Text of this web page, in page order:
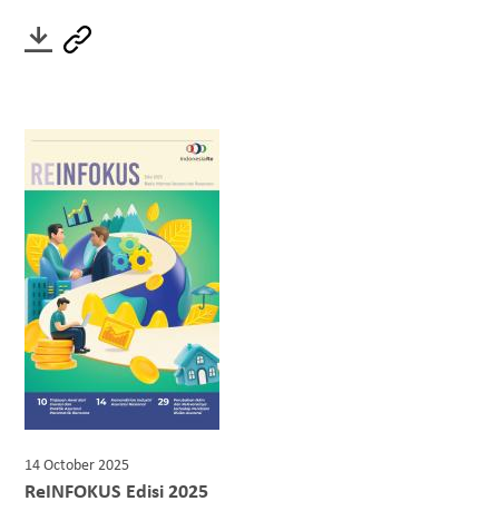
14 October 2025
ReINFOKUS Edisi 2025